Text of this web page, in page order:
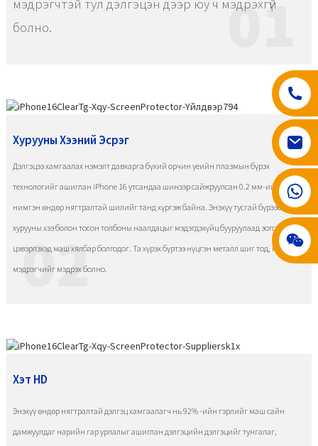
008617602075192
мэдрэгчтэй тул дэлгэцэн дээр юу ч мэдрэхгүй
болно.
01
Хурууны Хээний Эсрэг
Дэлгэцээ хамгаалах нэмэлт давхарга бүхий орчин үеийн плазмын бүрэх
технологийг ашиглан iPhone 16 утсандаа шинээр сайжруулсан 0.2 мм-ийн хэт
нимгэн өндөр нягтралтай шилийг танд хүргэж байна. Энэхүү тусгай бүрээс нь
хурууны хээ болон тосон толбоны наалдацыг мэдэгдэхүйц бууруулаад зогсохгүй
цэвэрлэхэд маш хялбар болгодог. Та хүрэх бүртээ нүцгэн металл шиг тод, гөлгөр
мэдрэгчийг мэдрэх болно.
02
Хэт HD
Энэхүү өндөр нягтралтай дэлгэц хамгаалагч нь 92% -ийн гэрлийг маш сайн
дамжуулдаг нарийн гар урлалыг ашиглан дэлгэцийн дэлгэцийг тунгалаг,